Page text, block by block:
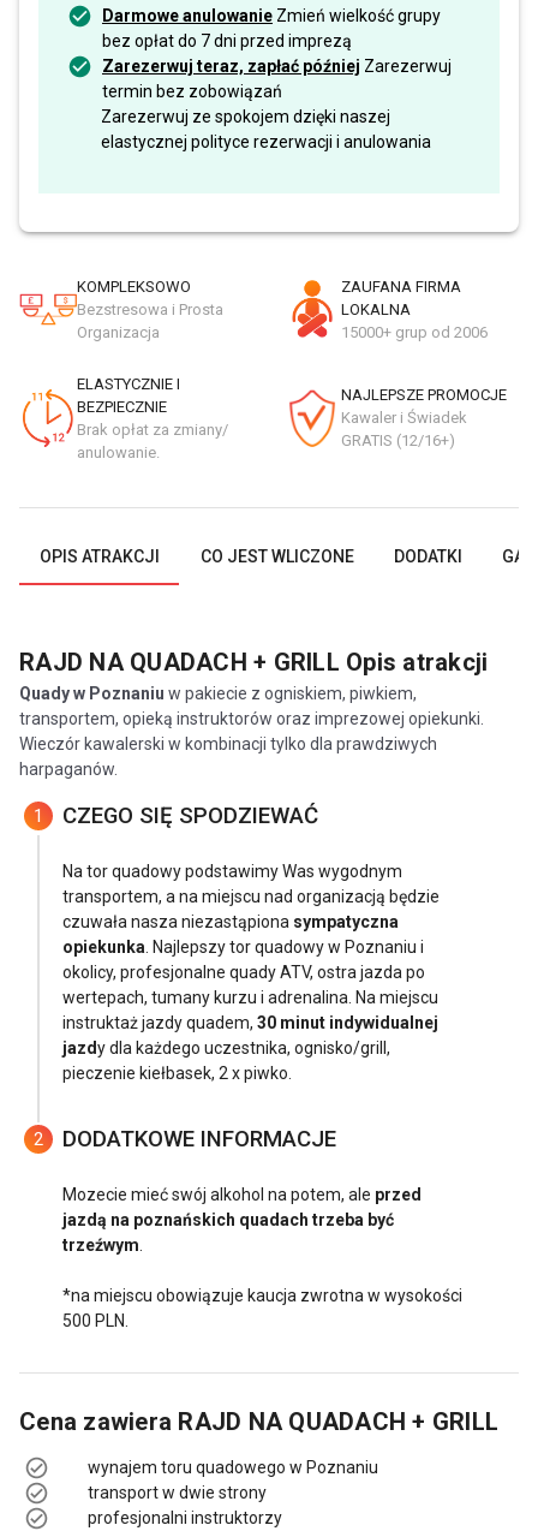
Darmowe anulowanie Zmień wielkość grupy
bez opłat do 7 dni przed imprezą
Zarezerwuj teraz, zapłać później Zarezerwuj
termin bez zobowiązań
Zarezerwuj ze spokojem dzięki naszej
elastycznej polityce rezerwacji i anulowania
KOMPLEKSOWO
Bezstresowa i Prosta
Organizacja
ZAUFANA FIRMA
LOKALNA
15000+ grup od 2006
ELASTYCZNIE I
BEZPIECZNIE
Brak opłat za zmiany/
anulowanie.
NAJLEPSZE PROMOCJE
Kawaler i Świadek
GRATIS (12/16+)
OPIS ATRAKCJI CO JEST WLICZONE DODATKI
RAJD NA QUADACH + GRILL Opis atrakcji
Quady w Poznaniu w pakiecie z ogniskiem, piwkiem,
transportem, opieką instruktorów oraz imprezowej opiekunki.
Wieczór kawalerski w kombinacji tylko dla prawdziwych
harpaganów.
1 CZEGO SIĘ SPODZIEWAĆ
Na tor quadowy podstawimy Was wygodnym
transportem, a na miejscu nad organizacją będzie
czuwała nasza niezastąpiona sympatyczna
opiekunka . Najlepszy tor quadowy w Poznaniu i
okolicy, profesjonalne quady ATV, ostra jazda po
wertepach, tumany kurzu i adrenalina. Na miejscu
instruktaż jazdy quadem, 30 minut indywidualnej
jazdy dla każdego uczestnika, ognisko/grill,
pieczenie kiełbasek, 2 x piwko.
2 DODATKOWE INFORMACJE
Mozecie mieć swój alkohol na potem, ale przed
jazdą na poznańskich quadach trzeba być
trzeźwym
*na miejscu obowiązuje kaucja zwrotna w wysokości
500 PLN.
Cena zawiera RAJD NA QUADACH + GRILL
wynajem toru quadowego w Poznaniu
transport w dwie strony
profesjonalni instruktorzy